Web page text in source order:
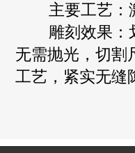
主要工艺：
雕刻效果：划
无需抛光，切割
工艺，紧实无缝